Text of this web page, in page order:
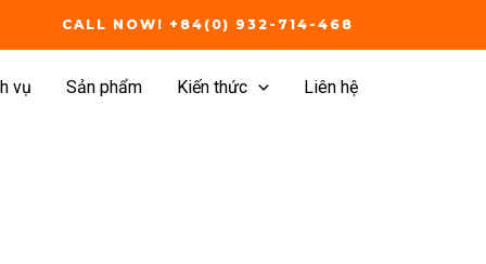
CALL NOW! +84(0) 932-714-468
vụ Sản phẩm Kiến thức Liên hệ